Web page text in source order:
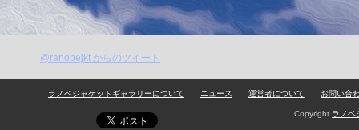
@ranobejkt からのツイート
ラノベジャケットギャラリーについて ニュース 運営者について お問い合
Copyright ラノベ